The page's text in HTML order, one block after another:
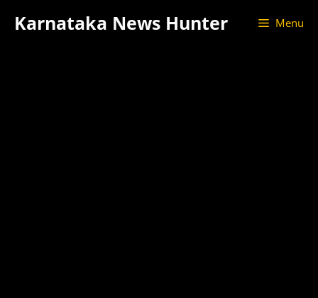
Karnataka News Hunter Menu